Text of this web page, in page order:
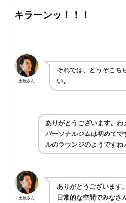
キラーンッ！！！
土屋さん
それでは、どうぞこち
い。
ありがとうございます。わ
パーソナルジムは初めてで
ルのラウンジのようですね♪
土屋さん
ありがとうございます
日常的な空間でみなさ